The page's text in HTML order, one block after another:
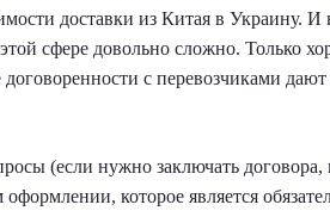
доставки из Китая в Украину. И
сфере довольно сложно. Только
с перевозчиками
(если нужно заключать договора,
которое является